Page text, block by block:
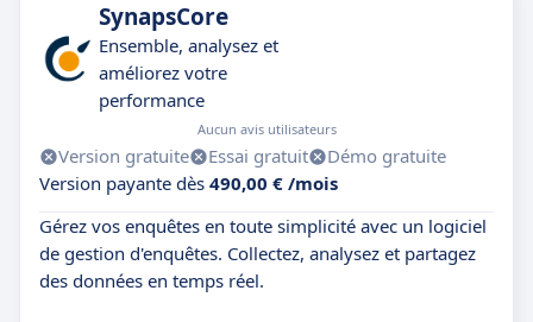
SynapsCore
Ensemble, analysez et
améliorez votre
performance
Aucun avis utilisateurs
Version gratuite Essai gratuit
Démo gratuite
Version payante dès 490,00 € /mois
Gérez vos enquêtes en toute simplicité avec un logiciel
de gestion d'enquêtes. Collectez, analysez et partagez
des données en temps réel.